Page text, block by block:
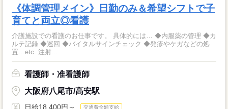
《体調管理メイン》日勤のみ＆希望シフトで子
育てと両立◎看護
介護施設での看護のお仕事です。 具体的には… ◆内服薬の管理 ◆カ
ルテ記録 ◆巡回 ◆バイタルサインチェック ◆発疹やケガなどの処
置…etc. 注射...
看護師・准看護師
大阪府八尾市/高安駅
日給18,400円～ 交通費全額支給